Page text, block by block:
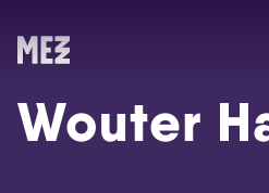
Wouter